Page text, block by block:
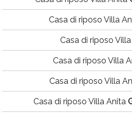
Casa di riposo Villa
Casa di riposo
Casa di riposo Villa
Casa di riposo Villa
Casa di riposo Villa Anita